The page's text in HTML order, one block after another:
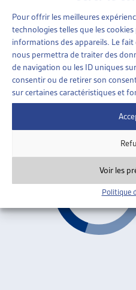
Pour offrir les meilleures
technologies telles que les
informations des appareils. Le
nous permettra de traiter des
de navigation ou les ID uniques
consentir ou de retirer son
sur certaines caractéristiques et
Voir les
Politique
AIDE SOCIALE»
»REVENU DÉTERMINANT
LE PROJET «
LE TESSIN A RÉFORMÉ
PRESTATIONS SOCIALES
Sabina Beffa, dossier du
Revenu déterminant unifié